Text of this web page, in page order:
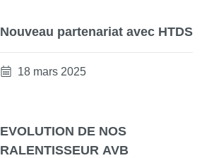
Nouveau partenariat avec HTDS
18 mars 2025
EVOLUTION DE NOS
RALENTISSEUR AVB